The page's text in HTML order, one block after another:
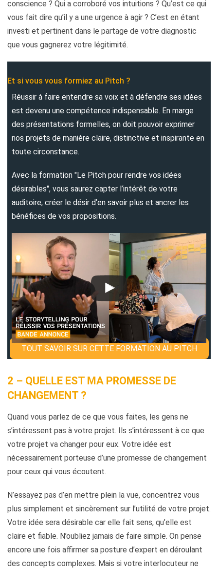
conscience ? Qui a corroboré vos intuitions ? Qu’est ce qui
vous fait dire qu’il y a une urgence à agir ? C’est en étant
investi et pertinent dans le partage de votre diagnostic
que vous gagnerez votre légitimité.
Et si vous vous formiez au Pitch ?
Réussir à faire entendre sa voix et à défendre ses idées
est devenu une compétence indispensable. En marge
des présentations formelles, on doit pouvoir exprimer
nos projets de manière claire, distinctive et inspirante en
toute circonstance.
Avec la formation "Le Pitch pour rendre vos idées
désirables", vous saurez capter l’intérêt de votre
auditoire, créer le désir d’en savoir plus et ancrer les
bénéfices de vos propositions.
TOUT SAVOIR SUR CETTE FORMATION AU PITCH
2 – QUELLE EST MA PROMESSE DE
CHANGEMENT ?
Quand vous parlez de ce que vous faites, les gens ne
s’intéressent pas à votre projet. Ils s’intéressent à ce que
votre projet va changer pour eux. Votre idée est
nécessairement porteuse d’une promesse de changement
pour ceux qui vous écoutent.
N’essayez pas d’en mettre plein la vue, concentrez vous
plus simplement et sincèrement sur l’utilité de votre projet.
Votre idée sera désirable car elle fait sens, qu’elle est
claire et fiable. N’oubliez jamais de faire simple. On pense
encore une fois affirmer sa posture d’expert en déroulant
des concepts complexes. Mais si votre interlocuteur ne